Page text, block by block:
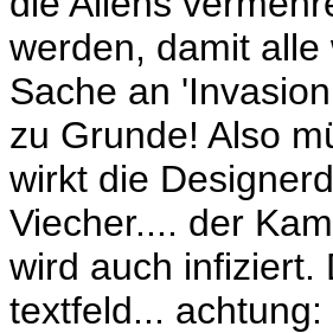
werden, damit
Sache an
zu Grunde! Also
wirkt die
Viecher.... der
wird auch infiziert.
textfeld...